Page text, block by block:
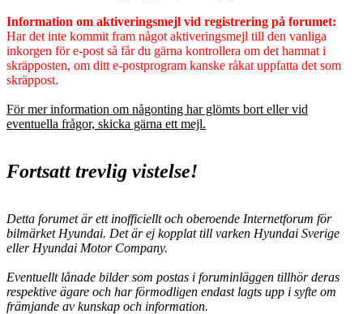
Information om aktiveringsmejl vid registrering på forumet:
Har det inte kommit fram något aktiveringsmejl till den vanliga
inkorgen för e-post så får du gärna kontrollera om det hamnat i
skräpposten, om ditt e-postprogram kanske råkat uppfatta det som
skräppost.
För mer information om någonting har glömts bort eller vid
eventuella frågor, skicka gärna ett mejl.
Fortsatt trevlig vistelse!
Detta forumet är ett inofficiellt och oberoende Internetforum för
bilmärket Hyundai. Det är ej kopplat till varken Hyundai Sverige
eller Hyundai Motor Company.
Eventuellt lånade bilder som postas i foruminläggen tillhör deras
respektive ägare och har förmodligen endast lagts upp i syfte om
främjande av kunskap och information.